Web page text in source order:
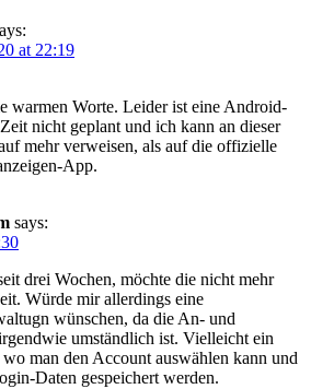
at 22:19
warmen Worte. Leider ist eine Android-
nicht geplant und ich kann an dieser
mehr verweisen, als auf die offizielle
App.
says:
drei Wochen, möchte die nicht mehr
Würde mir allerdings eine
wünschen, da die An- und
umständlich ist. Vielleicht ein
man den Account auswählen kann und
Daten gespeichert werden.